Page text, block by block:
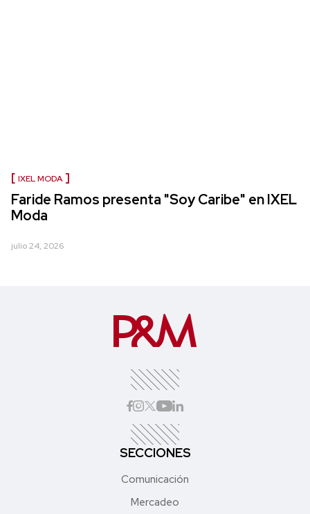
IXEL MODA
Faride Ramos presenta "Soy Caribe" en IXEL
Moda
julio 24, 2026
SECCIONES
Comunicación
Mercadeo